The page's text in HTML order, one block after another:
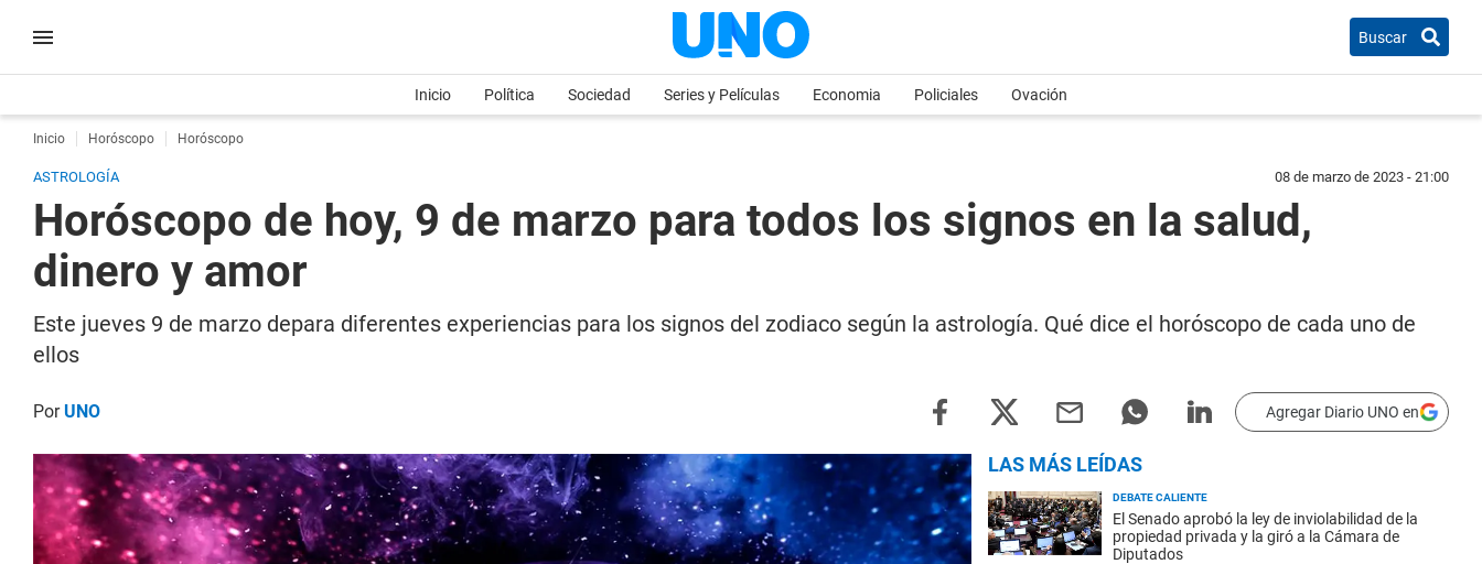
Buscar
Inicio Política Sociedad Series y Películas Economia Policiales Ovación
Inicio Horóscopo Horóscopo
ASTROLOGÍA 08 de marzo de 2023 - 21:00
Horóscopo de hoy, 9 de marzo para todos los signos en la salud,
dinero y amor
Este jueves 9 de marzo depara diferentes experiencias para los signos del zodiaco según la astrología. Qué dice el horóscopo de cada uno de
ellos
PorUNO Agregar Diario UNO en
LAS MÁS LEÍDAS
DEBATE CALIENTE
El Senado aprobó la ley de inviolabilidad de la
propiedad privada y la giró a la Cámara de
Diputados